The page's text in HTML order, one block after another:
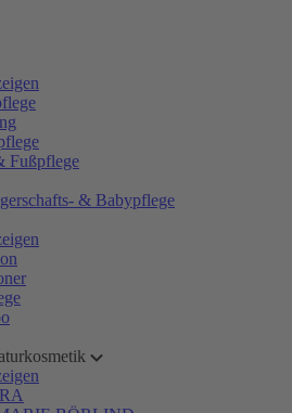
Fußpflege
& Babypflege